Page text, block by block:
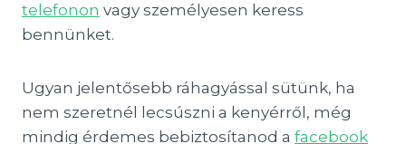
telefonon vagy személyesen keress
bennünket.
Ugyan jelentősebb ráhagyással sütünk, ha
nem szeretnél lecsúszni a kenyérről, még
mindig érdemes bebiztosítanod a facebook